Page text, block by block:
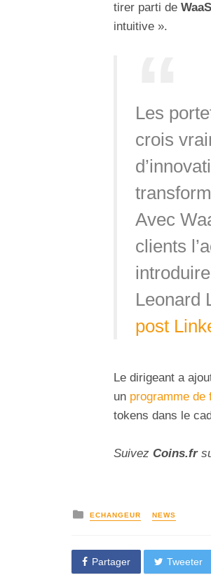
tirer parti de WaaS
intuitive ».
Les
crois
Avec
clients
Leonard
post
Le dirigeant a
un programme de
tokens dans le
Suivez Coins.fr
ECHANGEUR NEWS
Partager Tweeter